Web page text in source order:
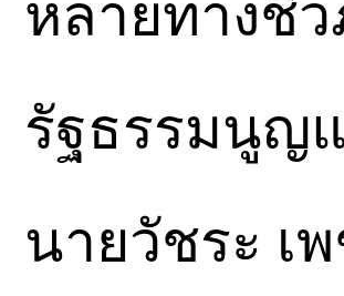
หลายทางชี
รัฐธรรมนูญ
นายวัชระ เ